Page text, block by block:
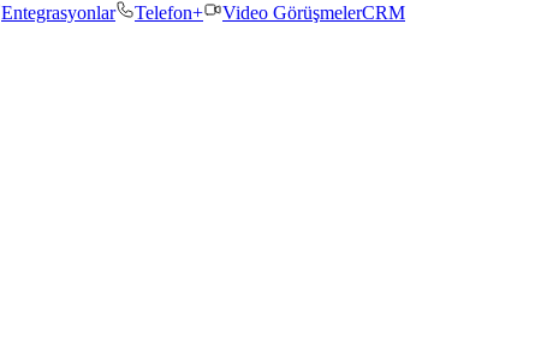
Entegrasyonlar Telefon+ Video GörüşmelerCRM